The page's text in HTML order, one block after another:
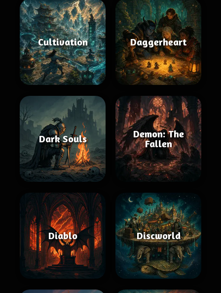
Cultivation Daggerheart
Dark Souls
Demon: The
Fallen
Diablo Discworld